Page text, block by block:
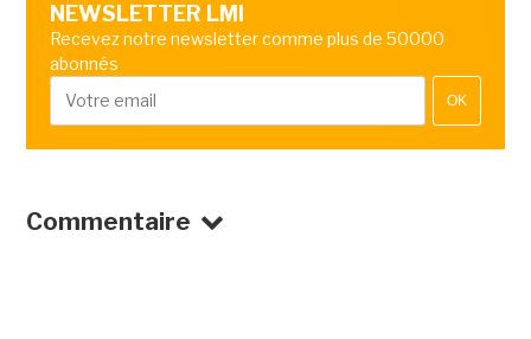
NEWSLETTER LMI
Recevez notre newsletter comme plus de 50000
abonnés
OK
Commentaire